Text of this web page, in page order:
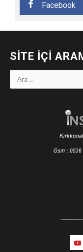
Facebook
SITE İÇI
Arama: